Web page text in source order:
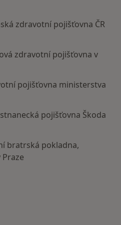
zdravotní pojišťovna ČR
zdravotní pojišťovna v
pojišťovna ministerstva
pojišťovna Škoda
bratrská pokladna,